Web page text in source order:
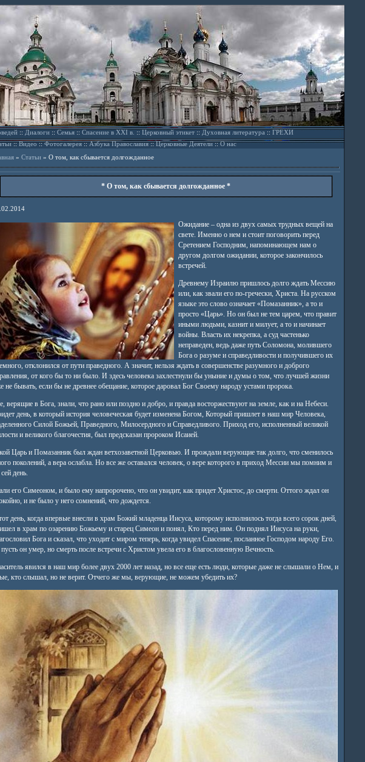
::Диалоги::Семья::Спасение в XXI в.::Церковный этикет::Духовная литература::ГРЕХИ
::Видео ::Фотогалерея::Азбука Православия::Церковные Деятели::О нас
» Статьи» О том, как сбывается долгожданное
* О том, как сбывается долгожданное *
Ожидание – одна из двух самых трудных вещей на
свете. Именно о нем и стоит поговорить перед
Сретением Господним, напоминающем нам о
другом долгом ожидании, которое закончилось
встречей.
Древнему Израилю пришлось долго ждать Мессию
или, как звали его по-гречески, Христа. На русском
языке это слово означает «Помазанник», а то и
просто «Царь». Но он был не тем царем, что правит
иными людьми, казнит и милует, а то и начинает
войны. Власть их некрепка, а суд частенько
неправеден, ведь даже путь Соломона, молившего
Бога о разуме и справедливости и получившего их
отклонился от пути праведного. А значит, нельзя ждать в совершенстве разумного и доброго
от кого бы то ни было. И здесь человека захлестнули бы уныние и думы о том, что лучшей жизни
не бывать, если бы не древнее обещание, которое даровал Бог Своему народу устами пророка.
верящие в Бога, знали, что рано или поздно и добро, и правда восторжествуют на земле, как и на Небеси.
день, в который история человеческая будет изменена Богом, Который пришлет в наш мир Человека,
Силой Божьей, Праведного, Милосердного и Справедливого. Приход его, исполненный великой
и великого благочестия, был предсказан пророком Исаией.
Царь и Помазанник был ждан ветхозаветной Церковью. И прождали верующие так долго, что сменилось
поколений, а вера ослабла. Но все же оставался человек, о вере которого в приход Мессии мы помним и
день.
его Симеоном, и было ему напророчено, что он увидит, как придет Христос, до смерти. Оттого ждал он
и не было у него сомнений, что дождется.
день, когда впервые внесли в храм Божий младенца Иисуса, которому исполнилось тогда всего сорок дней,
в храм по озарению Божьему и старец Симеон и понял, Кто перед ним. Он поднял Иисуса на руки,
Бога и сказал, что уходит с миром теперь, когда увидел Спасение, посланное Господом народу Его.
он умер, но смерть после встречи с Христом увела его в благословенную Вечность.
явился в наш мир более двух 2000 лет назад, но все еще есть люди, которые даже не слышали о Нем, и
кто слышал, но не верит. Отчего же мы, верующие, не можем убедить их?